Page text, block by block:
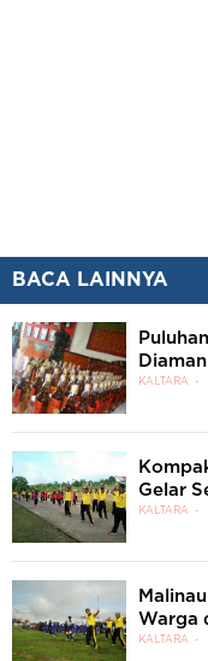
BACA LAINNYA
KALTARA
Gelar
KALTARA
Warga
KALTARA